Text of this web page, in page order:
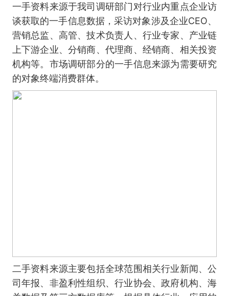
一手资料来源于我司调研部门对行业内重点企业访
谈获取的一手信息数据，采访对象涉及企业CEO、
营销总监、高管、技术负责人、行业专家、产业链
上下游企业、分销商、代理商、经销商、相关投资
机构等。市场调研部分的一手信息来源为需要研究
的对象终端消费群体。
二手资料来源主要包括全球范围相关行业新闻、公
司年报、非盈利性组织、行业协会、政府机构、海